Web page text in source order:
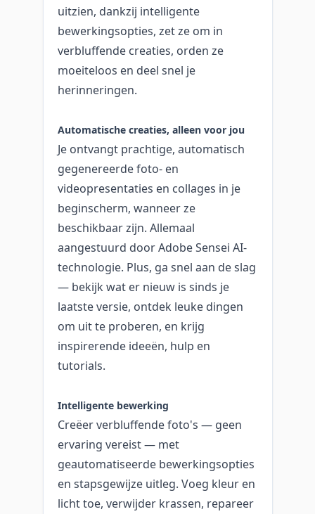
uitzien, dankzij intelligente
bewerkingsopties, zet ze om in
verbluffende creaties, orden ze
moeiteloos en deel snel je
herinneringen.
Automatische creaties, alleen voor jou
Je ontvangt prachtige, automatisch
gegenereerde foto- en
videopresentaties en collages in je
beginscherm, wanneer ze
beschikbaar zijn. Allemaal
aangestuurd door Adobe Sensei AI-
technologie. Plus, ga snel aan de slag
— bekijk wat er nieuw is sinds je
laatste versie, ontdek leuke dingen
om uit te proberen, en krijg
inspirerende ideeën, hulp en
tutorials.
Intelligente bewerking
Creëer verbluffende foto's — geen
ervaring vereist — met
geautomatiseerde bewerkingsopties
en stapsgewijze uitleg. Voeg kleur en
licht toe, verwijder krassen, repareer